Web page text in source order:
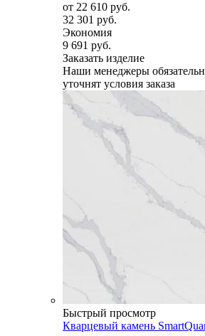
от 22 610 руб.
32 301 руб.
Экономия
9 691 руб.
Заказать изделие
Наши менеджеры
уточнят условия заказа
Быстрый просмотр
Кварцевый камень